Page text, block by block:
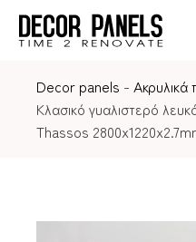
Decor panels -
Κλασικό γυαλιστερό
Thassos